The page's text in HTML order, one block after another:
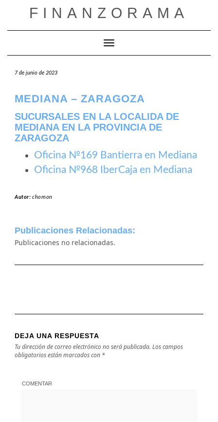
FINANZORAMA
Cambiar modo de navegación
7 de junio de 2023
MEDIANA – ZARAGOZA
SUCURSALES EN LA LOCALIDA DE
MEDIANA EN LA PROVINCIA DE
ZARAGOZA
Oficina №169 Bantierra en Mediana
Oficina №968 IberCaja en Mediana
Autor:chomon
Publicaciones Relacionadas:
Publicaciones no relacionadas.
DEJA UNA RESPUESTA
Tu dirección de correo electrónico no será publicada. Los campos
obligatorios están marcados con *
COMENTAR